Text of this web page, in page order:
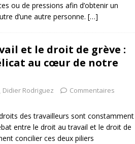
ou de pressions afin d’obtenir un
d’une autre personne. […]
et le droit de grève :
au cœur de notre
Didier Rodriguez
Commentaires
des travailleurs sont constamment
entre le droit au travail et le droit de
concilier ces deux piliers